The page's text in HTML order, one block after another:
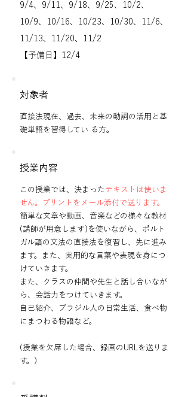
9/4、9/11、9/18、9/25、10/2、
10/9、10/16、10/23、10/30、11/6、
11/13、11/20、11/2
【予備日】12/4
対象者
直接法現在、過去、未来の動詞の活用と基
礎単語を習得してい る方。
授業内容
この授業では、決まったテキストは使いま
せん。プリントをメール添付で送ります。
簡単な文章や動画、音楽などの様々な教材
(講師が用意します)を使いながら、ポルト
ガル語の文法の直接法を復習し、先に進み
ます。また、実用的な言葉や表現を身につ
けていきます。
また、クラスの仲間や先生と話し合いなが
ら、会話力をつけていきます。
自己紹介、ブラジル人の日常生活、食べ物
にまつわる物語など。
(​授業を欠席した場合、録画のURLを送りま
す。)